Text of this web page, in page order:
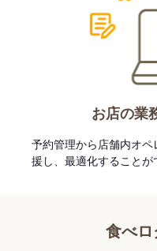
お店の業
予約管理から店舗内オ
援し、最適化することが
食べロ